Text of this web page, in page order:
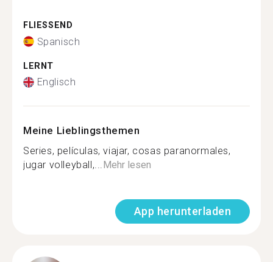
FLIESSEND
Spanisch
LERNT
Englisch
Meine Lieblingsthemen
Series, películas, viajar, cosas paranormales,
jugar volleyball,...Mehr lesen
App herunterladen